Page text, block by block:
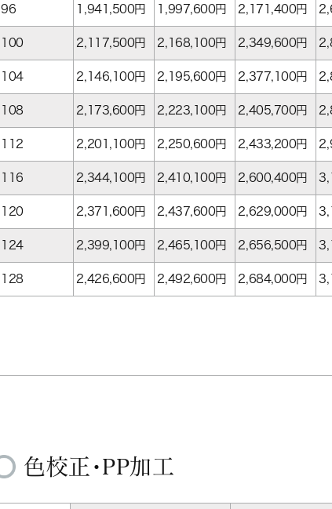
96 1,941,500円 1,997,600円 2,171,400円
100 2,117,500円 2,168,100円 2,349,600円
104 2,146,100円 2,195,600円 2,377,100円
108 2,173,600円 2,223,100円 2,405,700円
112 2,201,100円 2,250,600円 2,433,200円
116 2,344,100円 2,410,100円 2,600,400円
120 2,371,600円 2,437,600円 2,629,000円
124 2,399,100円 2,465,100円 2,656,500円
128 2,426,600円 2,492,600円 2,684,000円
色校正・PP加工